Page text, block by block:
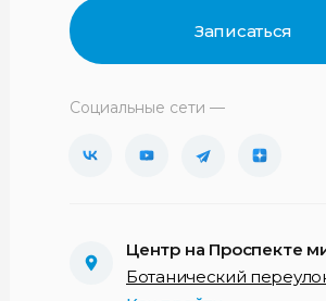
Социальные сети —
Записаться
Центр на Проспекте
Ботанический